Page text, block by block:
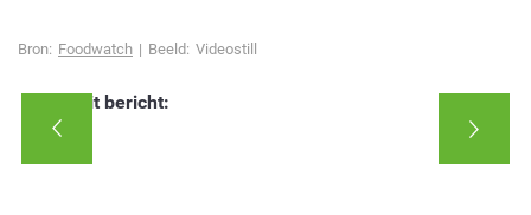
Bron: Foodwatch | Beeld: Videostill
Deel dit bericht: